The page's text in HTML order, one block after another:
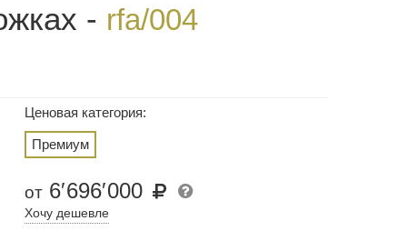
- rfa/004
Ценовая категория:
Премиум
от 6′696′000
Хочу дешевле